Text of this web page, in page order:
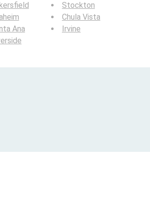
Ana
Stockton
Chula Vista
Irvine